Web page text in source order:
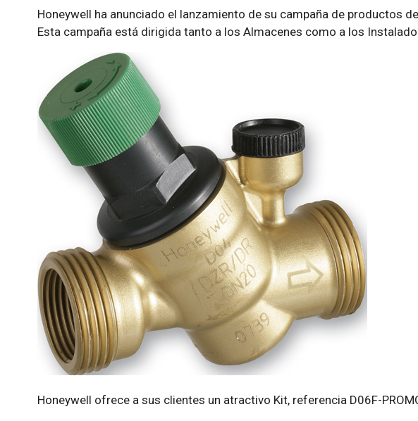
Honeywell ha anunciado el lanzamiento de su campaña de productos
Esta campaña está dirigida tanto a los Almacenes como a los
Honeywell ofrece a sus clientes un atractivo Kit, referencia D06F-